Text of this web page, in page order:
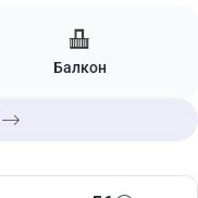
Балкон